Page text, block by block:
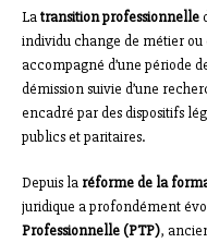
Latransition professionnelle
individu change de métier
accompagné d’une période
démission suivie d’une
encadré par des dispositifs
publics et paritaires.
Depuis la réforme de la
juridique a profondément
Professionnelle (PTP),